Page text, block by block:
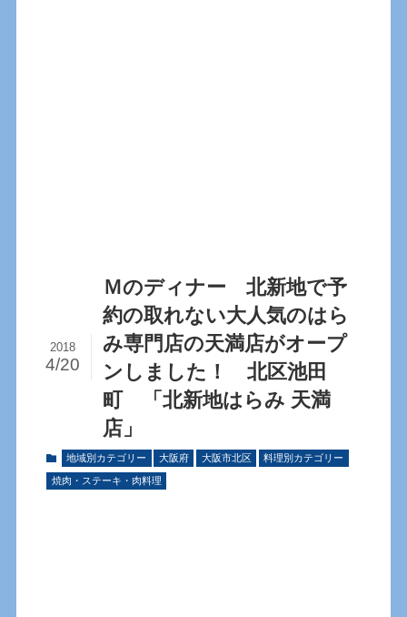
Ｍのディナー 北新地で予
約の取れない大人気のはら
み専門店の天満店がオープ
ンしました！ 北区池田
町 「北新地はらみ 天満
店」
2018
4/20
地域別カテゴリー 大阪府 大阪市北区 料理別カテゴリー
焼肉・ステーキ・肉料理